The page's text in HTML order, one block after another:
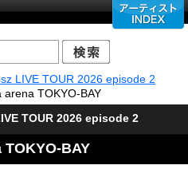
LIVE TOUR 2026 episode 2
arena TOKYO-BAY
TOUR 2026 episode 2
TOKYO-BAY